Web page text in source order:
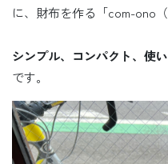
に、財布を作る「com-ono
シンプル、コンパクト、使
です。